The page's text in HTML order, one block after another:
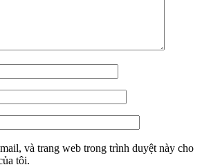
và trang web trong trình duyệt này cho
tôi.